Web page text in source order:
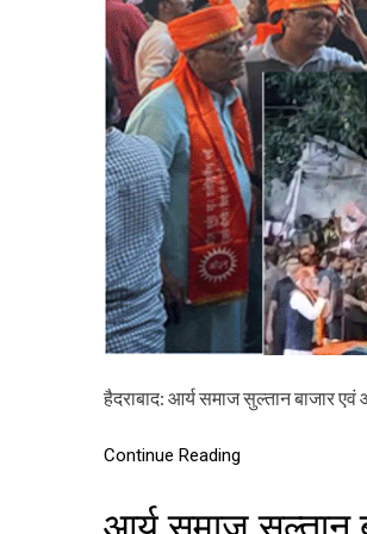
हैदराबाद: आर्य समाज सुल्तान बाजार
Continue Reading